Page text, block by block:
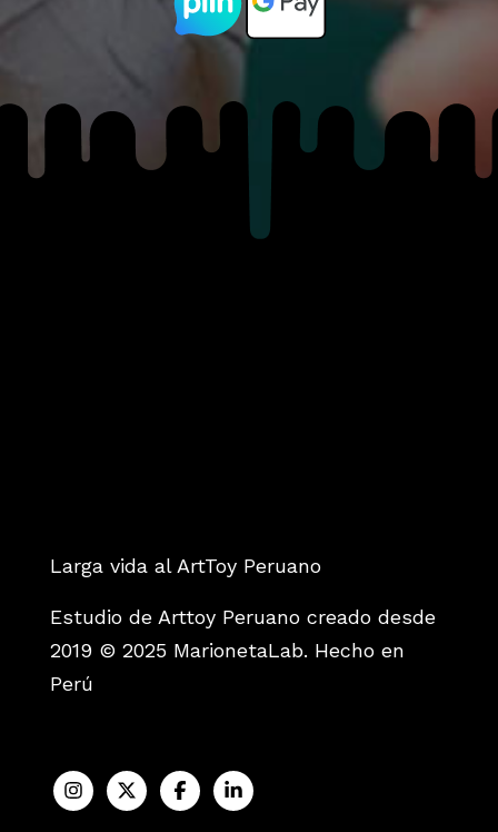
Larga vida al ArtToy Peruano
Estudio de Arttoy Peruano creado desde
2019 © 2025 MarionetaLab. Hecho en
Perú